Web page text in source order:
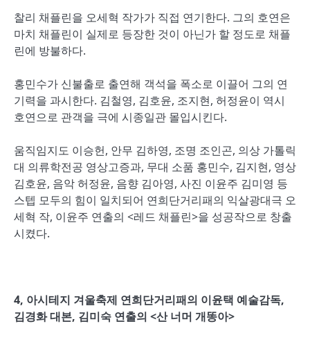
찰리 채플린을 오세혁 작가가 직접 연기한다. 그의 호연은
마치 채플린이 실제로 등장한 것이 아닌가 할 정도로 채플
린에 방불하다.
홍민수가 신불출로 출연해 객석을 폭소로 이끌어 그의 연
기력을 과시한다. 김철영, 김호윤, 조지현, 허정윤이 역시
호연으로 관객을 극에 시종일관 몰입시킨다.
움직임지도 이승헌, 안무 김하영, 조명 조인곤, 의상 가톨릭
대 의류학전공 영상고증과, 무대 소품 홍민수, 김지현, 영상
김호윤, 음악 허정윤, 음향 김아영, 사진 이윤주 김미영 등
스텝 모두의 힘이 일치되어 연희단거리패의 익살광대극 오
세혁 작, 이윤주 연출의 <레드 채플린>을 성공작으로 창출
시켰다.
4, 아시테지 겨울축제 연희단거리패의 이윤택 예술감독,
김경화 대본, 김미숙 연출의 <산 너머 개똥아>